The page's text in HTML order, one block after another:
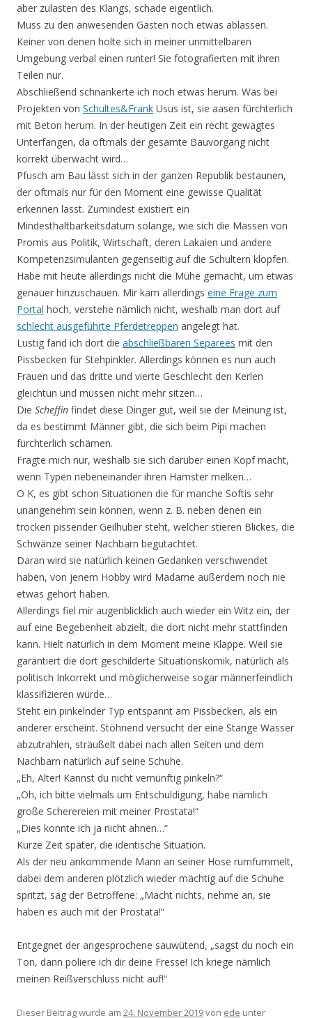
aber zulasten des Klangs, schade eigentlich.
Muss zu den anwesenden Gästen noch etwas ablassen.
Keiner von denen holte sich in meiner unmittelbaren
Umgebung verbal einen runter! Sie fotografierten mit ihren
Teilen nur.
Abschließend schnankerte ich noch etwas herum. Was bei
Projekten von Schultes&Frank Usus ist, sie aasen fürchterlich
mit Beton herum. In der heutigen Zeit ein recht gewagtes
Unterfangen, da oftmals der gesamte Bauvorgang nicht
korrekt überwacht wird…
Pfusch am Bau lässt sich in der ganzen Republik bestaunen,
der oftmals nur für den Moment eine gewisse Qualität
erkennen lässt. Zumindest existiert ein
Mindesthaltbarkeitsdatum solange, wie sich die Massen von
Promis aus Politik, Wirtschaft, deren Lakaien und andere
Kompetenzsimulanten gegenseitig auf die Schultern klopfen.
Habe mit heute allerdings nicht die Mühe gemacht, um etwas
genauer hinzuschauen. Mir kam allerdings eine Frage zum
Portal hoch, verstehe nämlich nicht, weshalb man dort auf
schlecht ausgeführte Pferdetreppen angelegt hat.
Lustig fand ich dort die abschließbaren Separees mit den
Pissbecken für Stehpinkler. Allerdings können es nun auch
Frauen und das dritte und vierte Geschlecht den Kerlen
gleichtun und müssen nicht mehr sitzen…
Die Scheffin findet diese Dinger gut, weil sie der Meinung ist,
da es bestimmt Männer gibt, die sich beim Pipi machen
fürchterlich schämen.
Fragte mich nur, weshalb sie sich darüber einen Kopf macht,
wenn Typen nebeneinander ihren Hamster melken…
O K, es gibt schon Situationen die für manche Softis sehr
unangenehm sein können, wenn z. B. neben denen ein
trocken pissender Geilhuber steht, welcher stieren Blickes, die
Schwänze seiner Nachbarn begutachtet.
Daran wird sie natürlich keinen Gedanken verschwendet
haben, von jenem Hobby wird Madame außerdem noch nie
etwas gehört haben.
Allerdings fiel mir augenblicklich auch wieder ein Witz ein, der
auf eine Begebenheit abzielt, die dort nicht mehr stattfinden
kann. Hielt natürlich in dem Moment meine Klappe. Weil sie
garantiert die dort geschilderte Situationskomik, natürlich als
politisch Inkorrekt und möglicherweise sogar männerfeindlich
klassifizieren würde…
Steht ein pinkelnder Typ entspannt am Pissbecken, als ein
anderer erscheint. Stöhnend versucht der eine Stange Wasser
abzutrahlen, sträußelt dabei nach allen Seiten und dem
Nachbarn natürlich auf seine Schuhe.
„Eh, Alter! Kannst du nicht vernünftig pinkeln?“
„Oh, ich bitte vielmals um Entschuldigung, habe nämlich
große Scherereien mit meiner Prostata!“
„Dies konnte ich ja nicht ahnen…“
Kurze Zeit später, die identische Situation.
Als der neu ankommende Mann an seiner Hose rumfummelt,
dabei dem anderen plötzlich wieder mächtig auf die Schuhe
spritzt, sag der Betroffene: „Macht nichts, nehme an, sie
haben es auch mit der Prostata!“
Entgegnet der angesprochene sauwütend, „sagst du noch ein
Ton, dann poliere ich dir deine Fresse! Ich kriege nämlich
meinen Reißverschluss nicht auf!“
Dieser Beitrag wurde am 24. November 2019von ede unter